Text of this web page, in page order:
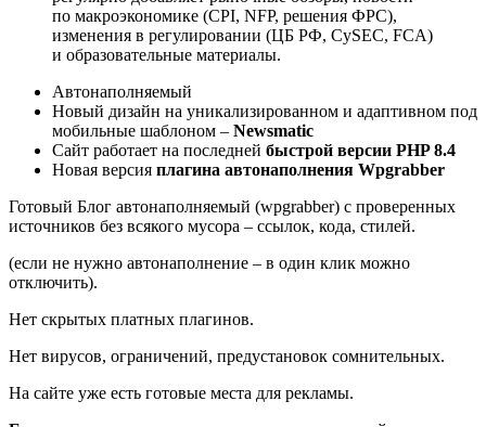
по макроэкономике (CPI, NFP, решения ФРС),
изменения в регулировании (ЦБ РФ, CySEC, FCA)
и образовательные материалы.
Автонаполняемый
Новый дизайн на уникализированном и адаптивном под
мобильные шаблоном – Newsmatic
Сайт работает на последней быстрой версии PHP 8.4
Новая версия плагина автонаполнения Wpgrabber
Готовый Блог автонаполняемый (wpgrabber) с проверенных
источников без всякого мусора – ссылок, кода, стилей.
(если не нужно автонаполнение – в один клик можно
отключить).
Нет скрытых платных плагинов.
Нет вирусов, ограничений, предустановок сомнительных.
На сайте уже есть готовые места для рекламы.